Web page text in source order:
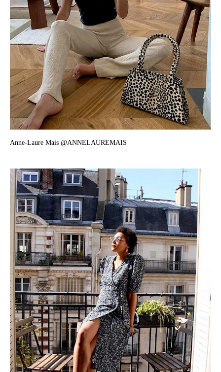
Anne-Laure Mais @ANNELAUREMAIS